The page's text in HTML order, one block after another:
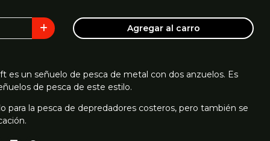
Agregar al carro
es un señuelo de pesca de metal con dos anzuelos. Es
de pesca de este estilo.
para la pesca de depredadores costeros, pero también se